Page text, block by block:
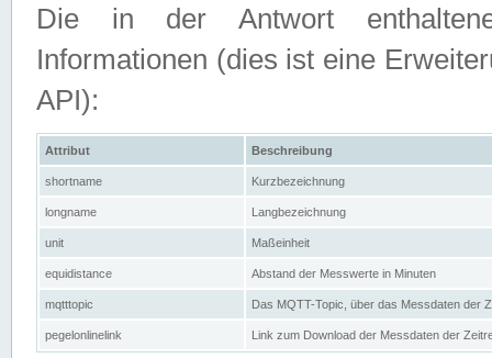
Die in der Antwort
Informationen (dies ist eine
API):
Attribut Beschreibung
shortname Kurzbezeichnung
longname Langbezeichnung
unit Maßeinheit
equidistance Abstand der Messwerte in Minuten
mqtttopic Das MQTT-Topic, über das Messdaten der
pegelonlinelink Link zum Download der Messdaten der